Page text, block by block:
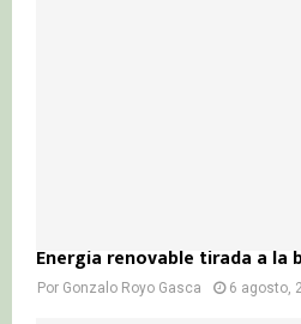
Energía renovable tirada a la
Por Gonzalo Royo Gasca 6 agosto,